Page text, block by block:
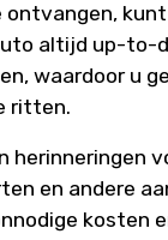
ontvangen,
altijd up-to-
waardoor u
ritten.
herinneringen
en andere
kosten